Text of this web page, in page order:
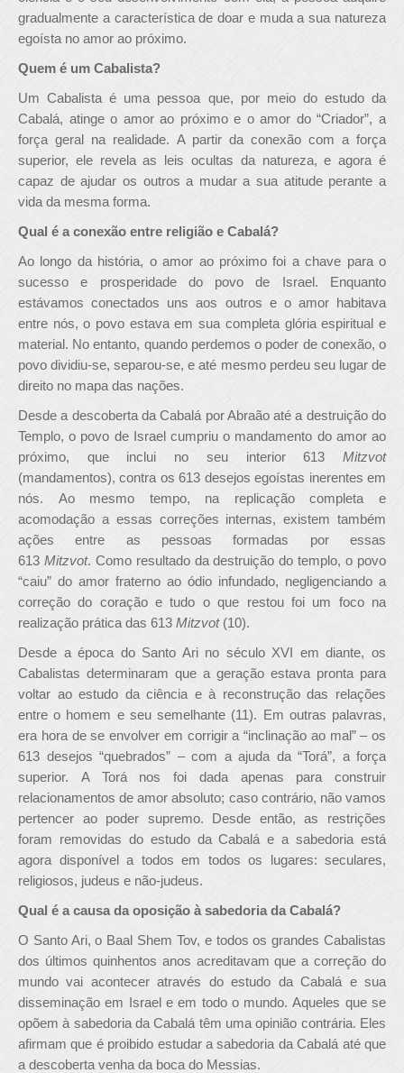
gradualmente a característica de doar e muda a sua natureza
egoísta no amor ao próximo.
Quem é um Cabalista?
Um Cabalista é uma pessoa que, por meio do estudo da
Cabalá, atinge o amor ao próximo e o amor do “Criador”, a
força geral na realidade. A partir da conexão com a força
superior, ele revela as leis ocultas da natureza, e agora é
capaz de ajudar os outros a mudar a sua atitude perante a
vida da mesma forma.
Qual é a conexão entre religião e Cabalá?
Ao longo da história, o amor ao próximo foi a chave para o
sucesso e prosperidade do povo de Israel. Enquanto
estávamos conectados uns aos outros e o amor habitava
entre nós, o povo estava em sua completa glória espiritual e
material. No entanto, quando perdemos o poder de conexão, o
povo dividiu-se, separou-se, e até mesmo perdeu seu lugar de
direito no mapa das nações.
Desde a descoberta da Cabalá por Abraão até a destruição do
Templo, o povo de Israel cumpriu o mandamento do amor ao
próximo, que inclui no seu interior 613 Mitzvot
(mandamentos), contra os 613 desejos egoístas inerentes em
nós. Ao mesmo tempo, na replicação completa e
acomodação a essas correções internas, existem também
ações entre as pessoas formadas por essas
613 Mitzvot. Como resultado da destruição do templo, o povo
“caiu” do amor fraterno ao ódio infundado, negligenciando a
correção do coração e tudo o que restou foi um foco na
realização prática das 613 Mitzvot (10).
Desde a época do Santo Ari no século XVI em diante, os
Cabalistas determinaram que a geração estava pronta para
voltar ao estudo da ciência e à reconstrução das relações
entre o homem e seu semelhante (11). Em outras palavras,
era hora de se envolver em corrigir a “inclinação ao mal” – os
613 desejos “quebrados” – com a ajuda da “Torá”, a força
superior. A Torá nos foi dada apenas para construir
relacionamentos de amor absoluto; caso contrário, não vamos
pertencer ao poder supremo. Desde então, as restrições
foram removidas do estudo da Cabalá e a sabedoria está
agora disponível a todos em todos os lugares: seculares,
religiosos, judeus e não-judeus.
Qual é a causa da oposição à sabedoria da Cabalá?
O Santo Ari, o Baal Shem Tov, e todos os grandes Cabalistas
dos últimos quinhentos anos acreditavam que a correção do
mundo vai acontecer através do estudo da Cabalá e sua
disseminação em Israel e em todo o mundo. Aqueles que se
opõem à sabedoria da Cabalá têm uma opinião contrária. Eles
afirmam que é proibido estudar a sabedoria da Cabalá até que
a descoberta venha da boca do Messias.